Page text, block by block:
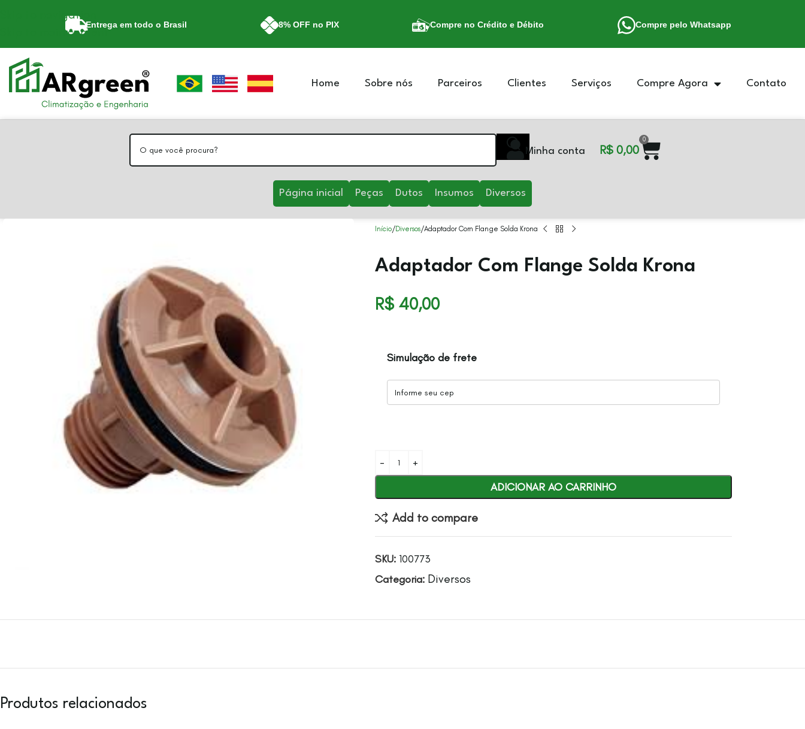
Skip to navigation
Skip to main content
Entrega em todo o Brasil 8% OFF no PIX Compre no Crédito e Débito Compre pelo Whatsapp
Home Sobre nós Parceiros Clientes Serviços Compre Agora Contato
Minha conta R$ 0,00
0
Página inicial Peças Dutos Insumos Diversos
Início Diversos Adaptador Com Flange Solda Krona
Adaptador Com Flange Solda Krona
R$40,00
Simulação de frete
ADICIONAR AO CARRINHO
Add to compare
SKU: 100773
Categoria: Diversos
Produtos relacionados